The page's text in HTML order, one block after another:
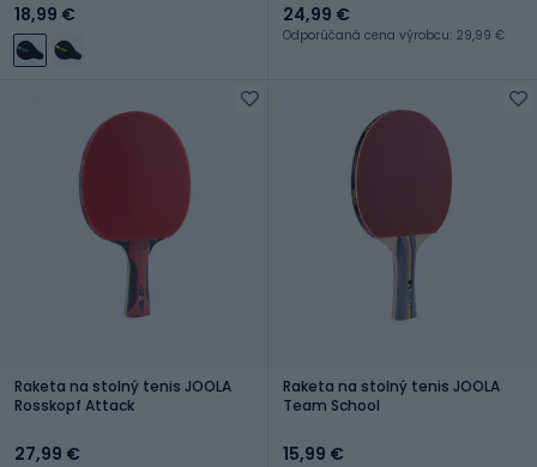
18,99 € 24,99 €
Odporúčaná cena výrobcu: 29,99 €
Raketa na stolný tenis JOOLA
Rosskopf Attack
27,99 €
Raketa na stolný tenis JOOLA
Team School
15,99 €